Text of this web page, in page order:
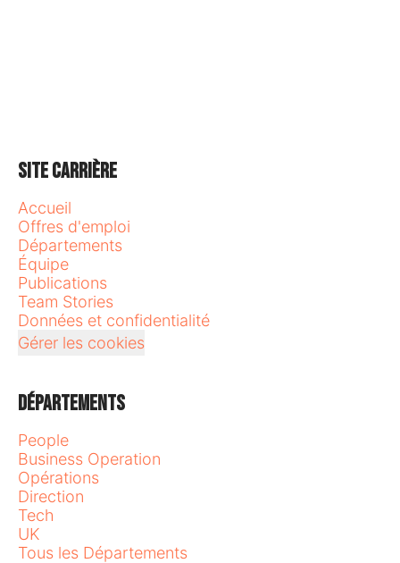
Site carrière
Accueil
Offres d'emploi
Départements
Équipe
Publications
Team Stories
Données et confidentialité
Gérer les cookies
Départements
People
Business Operation
Opérations
Direction
Tech
UK
Tous les Départements